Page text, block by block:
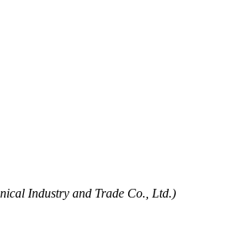
Industry and Trade Co., Ltd.)